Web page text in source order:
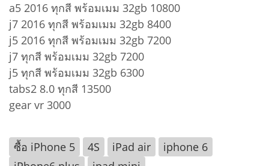
a5 2016 ทุกสี พร้อมเมม 32gb 10800
j7 2016 ทุกสี พร้อมเมม 32gb 8400
j5 2016 ทุกสี พร้อมเมม 32gb 7200
j7 ทุกสี พร้อมเมม 32gb 7200
j5 ทุกสี พร้อมเมม 32gb 6300
tabs2 8.0 ทุกสี 13500
gear vr 3000
ซื้อ iPhone 5 4S iPad air
iphone 6